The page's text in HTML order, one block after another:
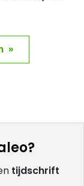
»
tijdschrift